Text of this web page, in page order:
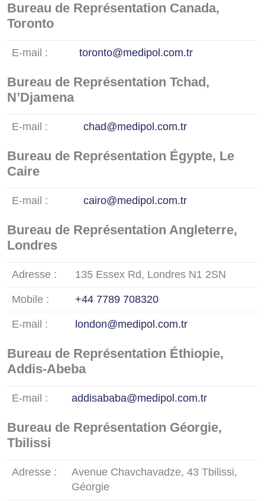
Bureau de Représentation Canada,
Toronto
E-mail : toronto@medipol.com.tr
Bureau de Représentation Tchad,
N’Djamena
E-mail : chad@medipol.com.tr
Bureau de Représentation Égypte, Le
Caire
E-mail : cairo@medipol.com.tr
Bureau de Représentation Angleterre,
Londres
Adresse : 135 Essex Rd, Londres N1 2SN
Mobile : +44 7789 708320
E-mail : london@medipol.com.tr
Bureau de Représentation Éthiopie,
Addis-Abeba
E-mail : addisababa@medipol.com.tr
Bureau de Représentation Géorgie,
Tbilissi
Adresse :
Avenue Chavchavadze, 43 Tbilissi,
Géorgie